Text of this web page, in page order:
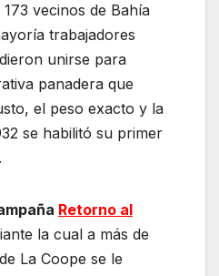
vecinos de Bahía
trabajadores
unirse para
panadera que
el peso exacto y la
se habilitó su primer
Retorno al
la cual a más de
La Coope se le